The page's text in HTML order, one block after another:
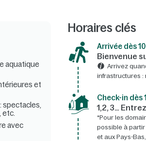
aquatique
et
spectacles,
etc.
avec
Horaires clés
Arrivée dès
Bienvenue
Arrivez
infrastructures
Check-in dès
1,2, 3…
*Pour les
possible à partir
et aux Pays-